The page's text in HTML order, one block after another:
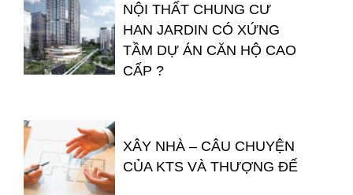
NỘI THẤT CHUNG CƯ
HAN JARDIN CÓ XỨNG
TẦM DỰ ÁN CĂN HỘ CAO
CẤP ?
XÂY NHÀ – CÂU CHUYỆN
CỦA KTS VÀ THƯỢNG ĐẾ